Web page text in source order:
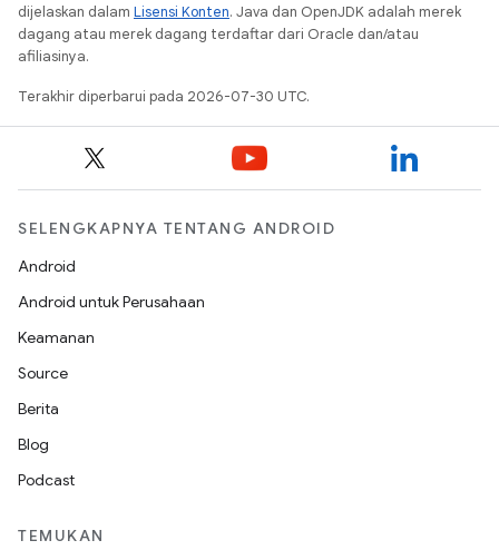
dijelaskan dalam Lisensi Konten. Java dan OpenJDK adalah merek
dagang atau merek dagang terdaftar dari Oracle dan/atau
afiliasinya.
Terakhir diperbarui pada 2026-07-30 UTC.
SELENGKAPNYA TENTANG ANDROID
Android
Android untuk Perusahaan
Keamanan
Source
Berita
Blog
Podcast
TEMUKAN